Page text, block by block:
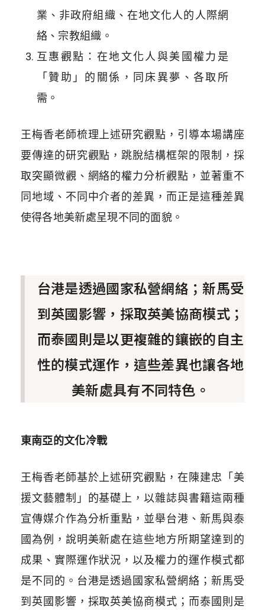
業、非政府組織、在地文化人的人際網
絡、宗教組織。
互惠觀點：在地文化人與美國權力是
「贊助」的關係，同床異夢、各取所
需。
王梅香老師梳理上述研究觀點，引導本場講座
要傳達的研究觀點，跳脫結構框架的限制，採
取突顯微觀、網絡的權力分析觀點，並著重不
同地域、不同中介者的差異，而正是這種差異
使得各地美新處呈現不同的面貌。
台港是透過國家私營網絡；新馬受
到英國影響，採取英美協商模式；
而泰國則是以更複雜的鑲嵌的自主
性的模式運作，這些差異也讓各地
美新處具有不同特色。
東南亞的文化冷戰
王梅香老師基於上述研究觀點，在陳建忠「美
援文藝體制」的基礎上，以雜誌與書籍這兩種
宣傳媒介作為分析重點，並舉台港、新馬與泰
國為例，說明美新處在這些地方所期望達到的
成果、實際運作狀況，以及權力的運作模式都
是不同的。台港是透過國家私營網絡；新馬受
到英國影響，採取英美協商模式；而泰國則是